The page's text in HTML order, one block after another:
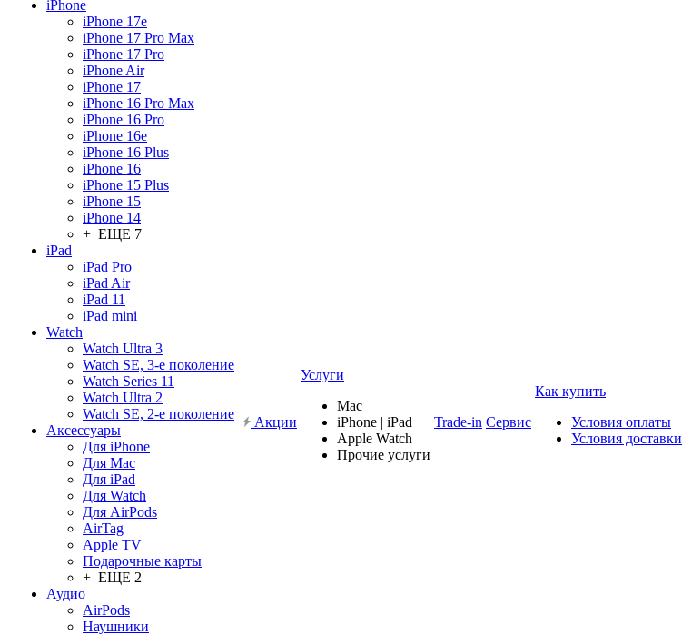
iPhone
iPhone 17e
iPhone 17 Pro Max
iPhone 17 Pro
iPhone Air
iPhone 17
iPhone 16 Pro Max
iPhone 16 Pro
iPhone 16e
iPhone 16 Plus
iPhone 16
iPhone 15 Plus
iPhone 15
iPhone 14
+ ЕЩЕ 7
iPad
iPad Pro
iPad Air
iPad 11
iPad mini
Watch
Watch Ultra 3
Watch SE, 3-е поколение
Watch Series 11
Watch Ultra 2
Watch SE, 2-е поколение
Аксессуары
Для iPhone
Для Mac
Для iPad
Для Watch
Для AirPods
AirTag
Apple TV
Подарочные карты
+ ЕЩЕ 2
Аудио
AirPods
Наушники
Акции
Услуги
Mac
iPhone | iPad
Apple Watch
Прочие услуги
Trade-in Сервис
Как купить
Условия оплаты
Условия доставки